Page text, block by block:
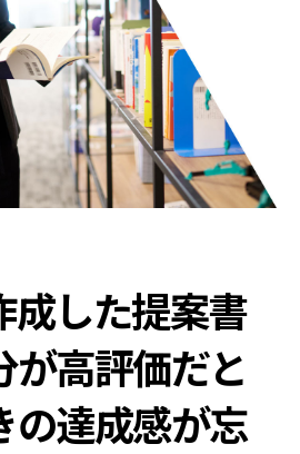
成した提案書
が高評価だと
の達成感が忘